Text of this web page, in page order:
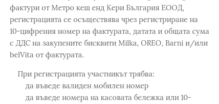
фактури от Метро кеш енд Кери България ЕООД,
регистрацията се осъществява чрез регистриране на
10-цифрения номер на фактурата, датата и общата сума
с ДДС на закупените бисквити Мilka, OREO, Barni и/или
belVita от фактурата.
При регистрацията участникът трябва:
да въведе валиден мобилен номер
да въведе номера на касовата бележка или 10-